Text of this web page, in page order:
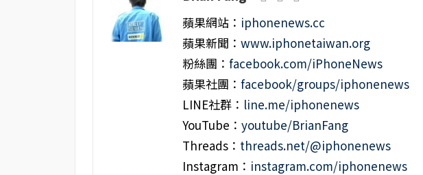
蘋果網站： iphonenews.cc
蘋果新聞： www.iphonetaiwan.org
粉絲團： facebook.com/iPhoneNews
蘋果社團： facebook/groups/iphonenews
LINE社群： line.me/iphonenews
YouTube： youtube/BrianFang
Threads： threads.net/@iphonenews
Instagram： instagram.com/iphonenews